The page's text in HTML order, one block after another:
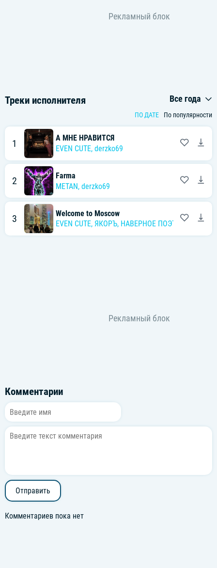
Треки исполнителя Все года
ПО ДАТЕ По популярности
1
А МНЕ НРАВИТСЯ
EVEN CUTE, derzko69
2
Farma
METAN, derzko69
3
Welcome to Moscow
EVEN CUTE, ЯКОРЪ, НАВЕРНОЕ ПОЭТ derzko69
Комментарии
Отправить
Комментариев пока нет